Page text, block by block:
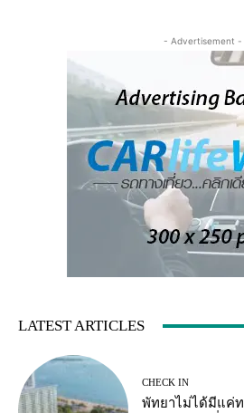
- Advertisement -
LATEST ARTICLES
CHECK IN
พัทยาไม่ได้มีแค่ท